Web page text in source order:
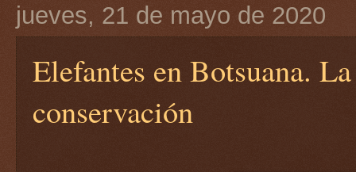
jueves, 21 de mayo de 2020
Elefantes en Botsuana.
conservación